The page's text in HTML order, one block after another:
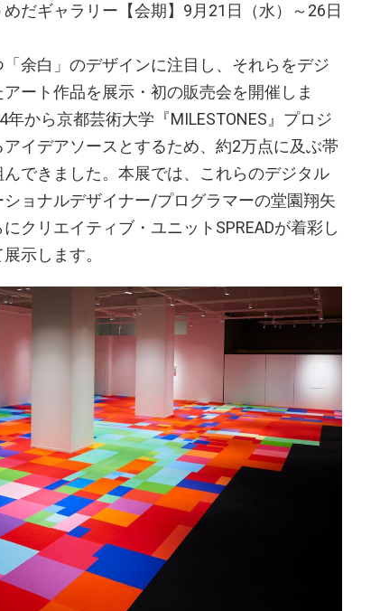
めだギャラリー【会期】9月21日（水）～26日
余白」のデザインに注目し、それらをデジ
ート作品を展示・初の販売会を開催しま
から京都芸術大学『MILESTONES』プロジ
イデアソースとするため、約2万点に及ぶ帯
できました。本展では、これらのデジタル
ョナルデザイナー/プログラマーの堂園翔矢
クリエイティブ・ユニットSPREADが着彩し
示します。